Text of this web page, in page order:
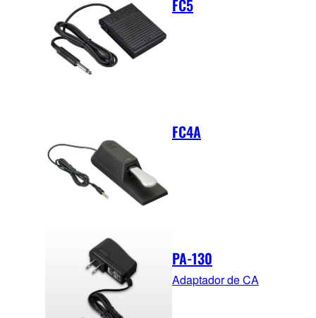
FC5
FC4A
PA-130
Adaptador de CA